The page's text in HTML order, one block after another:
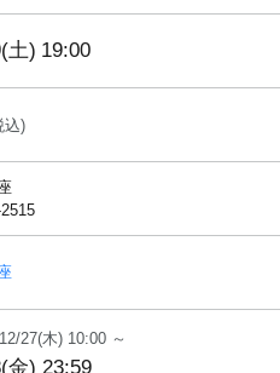
土) 19:00
込)
27(木) 10:00 ～
金) 23:59